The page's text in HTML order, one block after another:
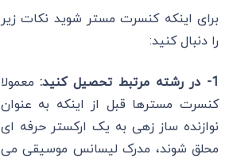
برای اینکه کنسرت مستر شوید نکات زیر
را دنبال کنید:
1- در رشته مرتبط تحصیل کنید:
معمولا
کنسرت مسترها قبل از اینکه به عنوان
نوازنده ساز زهی به یک ارکستر حرفه ای
محلق شوند، مدرک لیسانس موسیقی می